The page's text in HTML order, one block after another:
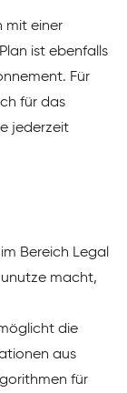
mit einer
ist ebenfalls
Für
für das
jederzeit
Bereich Legal
macht,
die
aus
für